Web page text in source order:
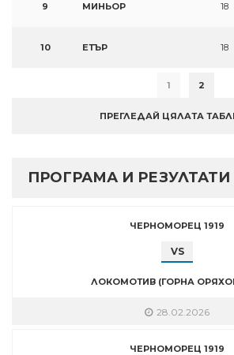
9 МИНЬОР 18
10 ЕТЪР 18
1 2
ПРЕГЛЕДАЙ ЦЯЛАТА
ПРОГРАМА И РЕЗУЛТАТИ
ЧЕРНОМОРЕЦ 1919
VS
ЛОКОМОТИВ (ГОРНА
28.02.2026
ЧЕРНОМОРЕЦ 1919